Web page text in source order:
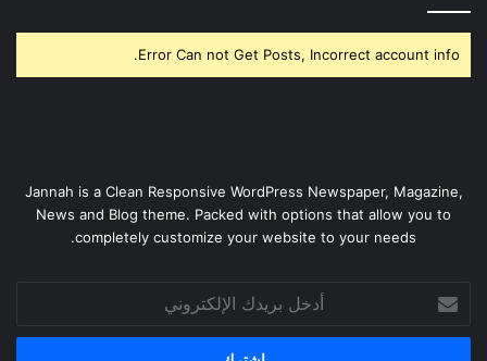
Error Can not Get Posts, Incorrect account info.
Jannah is a Clean Responsive WordPress Newspaper, Magazine,
News and Blog theme. Packed with options that allow you to
completely customize your website to your needs.
بريدك
الإلكتروني